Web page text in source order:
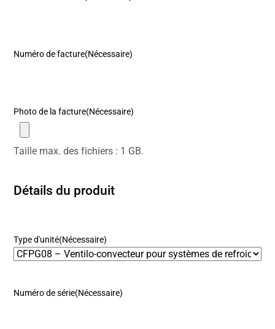
Numéro de facture(Nécessaire)
Photo de la facture(Nécessaire)
Taille max. des fichiers : 1 GB.
Détails du produit
Type d'unité(Nécessaire)
Numéro de série(Nécessaire)